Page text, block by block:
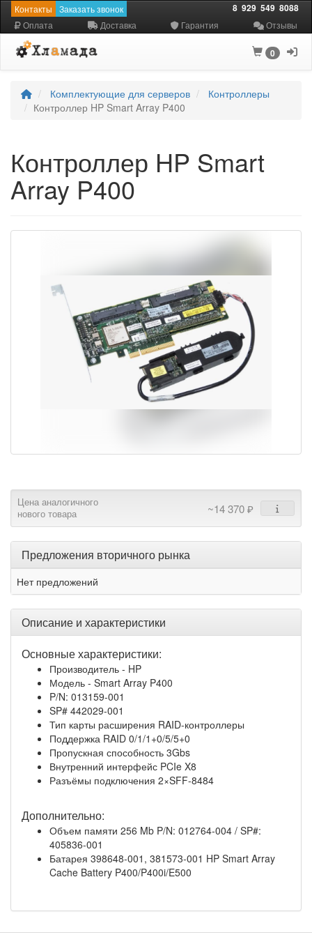
Контакты Заказать звонок 8 929 549 8088
Оплата Доставка Гарантия Отзывы
0
Комплектующие для серверов
Контроллеры
Контроллер HP Smart Array P400
Контроллер HP Smart
Array P400
Цена аналогичного
нового товара
~14 370 ₽
Предложения вторичного рынка
Нет предложений
Описание и характеристики
Основные характеристики:
Производитель - HP
Модель - Smart Array P400
P/N: 013159-001
SP# 442029-001
Тип карты расширения RAID-контроллеры
Поддержка RAID 0/1/1+0/5/5+0
Пропускная способность 3Gbs
Внутренний интерфейс PCIe X8
Разъёмы подключения 2×SFF-8484
Дополнительно:
Объем памяти 256 Mb P/N: 012764-004 / SP#:
405836-001
Батарея 398648-001, 381573-001 HP Smart Array
Cache Battery P400/P400i/E500